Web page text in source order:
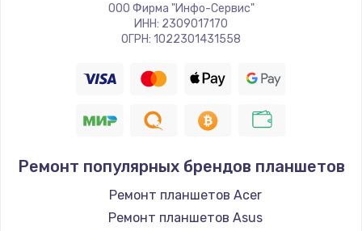
Заказать
от 1530 руб.
от 990 руб.
Заказать
ООО Фирма "Инфо-Сервис"
ИНН: 2309017170
ОГРН: 1022301431558
Ремонт популярных брендов планшетов
Ремонт планшетов Acer
Ремонт планшетов Asus